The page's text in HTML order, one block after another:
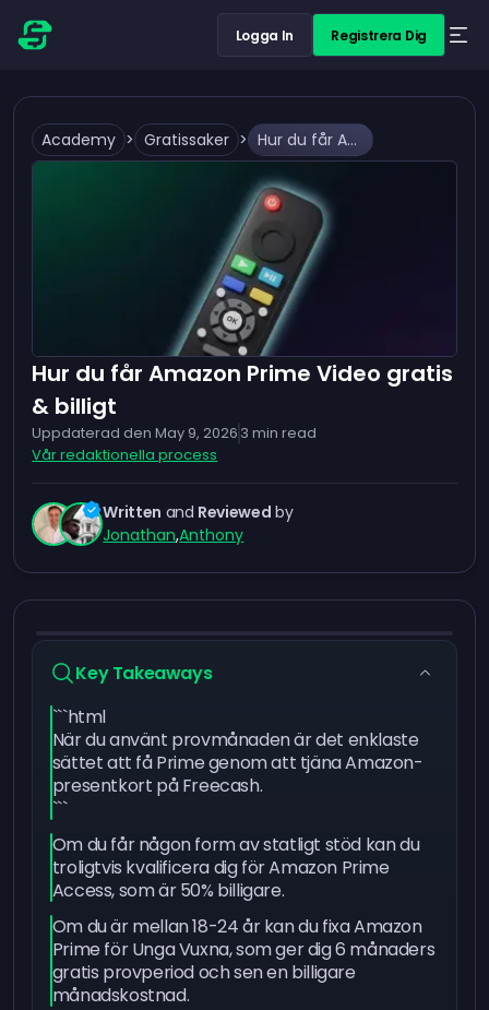
Logga In Registrera Dig
Academy > Gratissaker > Hur du får Amazon Prime Video gratis & billigt
Hur du får Amazon Prime Video gratis
& billigt
Uppdaterad den May 9, 2026 3 min read
Vår redaktionella process
Written and Reviewed by
Jonathan,Anthony
Key Takeaways
```html
När du använt provmånaden är det enklaste
sättet att få Prime genom att tjäna Amazon-
presentkort på Freecash.
```
Om du får någon form av statligt stöd kan du
troligtvis kvalificera dig för Amazon Prime
Access, som är 50% billigare.
Om du är mellan 18-24 år kan du fixa Amazon
Prime för Unga Vuxna, som ger dig 6 månaders
gratis provperiod och sen en billigare
månadskostnad.